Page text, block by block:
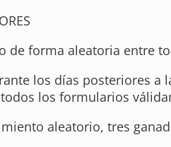
de forma aleatoria entre
los días posteriores
los formularios
aleatorio, tres